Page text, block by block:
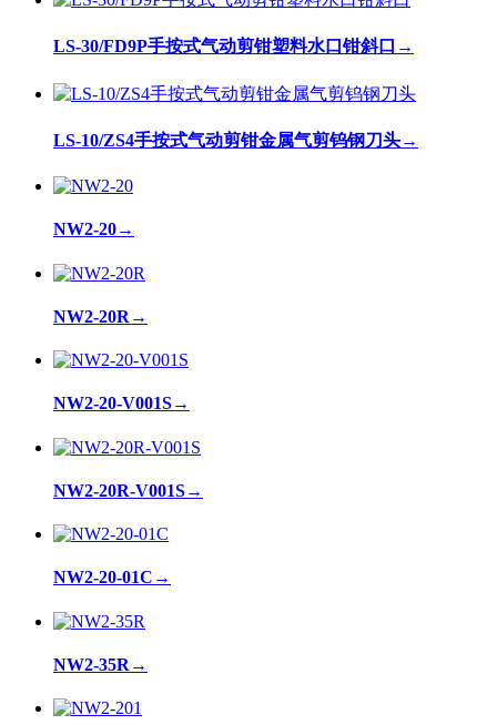
LS-30/FD9P手按式气动剪钳塑料水口钳斜口 →
LS-10/ZS4手按式气动剪钳金属气剪钨钢刀头→
NW2-20→
NW2-20R →
NW2-20-V001S→
NW2-20R-V001S→
NW2-20-01C →
NW2-35R →